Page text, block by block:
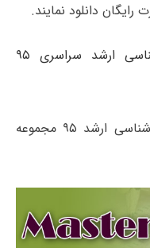
دانلود نمایند.
دانلود رایگان سوالات آزمون کارشناسی ارشد سراسری ۹۵
مشاهده پاسخ ( کلید ) سوالات کارشناسی ارشد ۹۵ مجموعه